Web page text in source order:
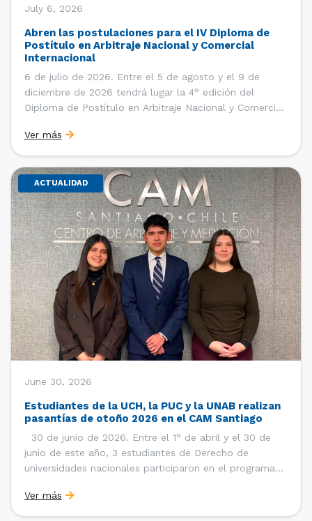
July 6, 2026
Abren las postulaciones para el IV Diploma de
Postítulo en Arbitraje Nacional y Comercial
Internacional
6 de julio de 2026. Entre el 5 de agosto y el 9 de
diciembre de 2026 tendrá lugar la 4° edición del
Diploma de Postítulo en Arbitraje Nacional y Comercial
Derecho Internacional de la Facultad de Derecho de la
Universidad de Chile y […]
Ver más
ACTUALIDAD
June 30, 2026
Estudiantes de la UCH, la PUC y la UNAB realizan
pasantías de otoño 2026 en el CAM Santiago
30 de junio de 2026. Entre el 1° de abril y el 30 de
junio de este año, 3 estudiantes de Derecho de
universidades nacionales participaron en el programa
de la Cámara de Comercio de Santiago (CCS). Así, se
realizaron […]
Ver más